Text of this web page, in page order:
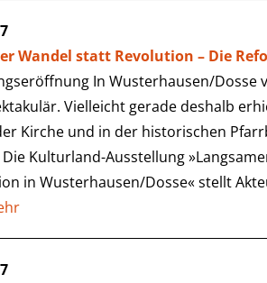
Wandel statt Revolution – Die
In Wusterhausen/
Vielleicht gerade deshalb
Kirche und in der historischen
Kulturland-Ausstellung
in Wusterhausen/Dosse« stellt